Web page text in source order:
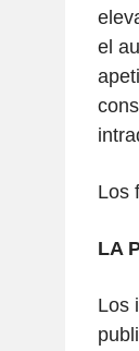
el
Los
LA
Los